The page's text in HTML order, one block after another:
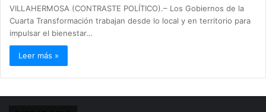
VILLAHERMOSA (CONTRASTE POLÍTICO).– Los Gobiernos de la
Cuarta Transformación trabajan desde lo local y en territorio para
impulsar el bienestar…
Leer más »